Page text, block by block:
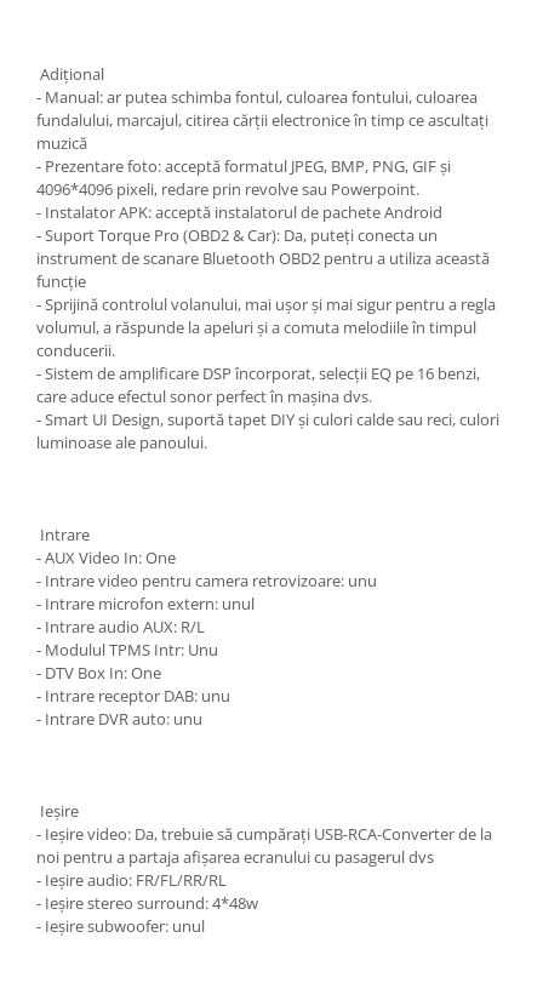
Adiţional
- Manual: ar putea schimba fontul, culoarea fontului, culoarea
fundalului, marcajul, citirea cărții electronice în timp ce ascultați
muzică
- Prezentare foto: acceptă formatul JPEG, BMP, PNG, GIF și
4096*4096 pixeli, redare prin revolve sau Powerpoint.
- Instalator APK: acceptă instalatorul de pachete Android
- Suport Torque Pro (OBD2 & Car): Da, puteți conecta un
instrument de scanare Bluetooth OBD2 pentru a utiliza această
funcție
- Sprijină controlul volanului, mai ușor și mai sigur pentru a regla
volumul, a răspunde la apeluri și a comuta melodiile în timpul
conducerii.
- Sistem de amplificare DSP încorporat, selecții EQ pe 16 benzi,
care aduce efectul sonor perfect în mașina dvs.
- Smart UI Design, suportă tapet DIY și culori calde sau reci, culori
luminoase ale panoului.
Intrare
- AUX Video In: One
- Intrare video pentru camera retrovizoare: unu
- Intrare microfon extern: unul
- Intrare audio AUX: R/L
- Modulul TPMS Intr: Unu
- DTV Box In: One
- Intrare receptor DAB: unu
- Intrare DVR auto: unu
Ieșire
- Ieșire video: Da, trebuie să cumpărați USB-RCA-Converter de la
noi pentru a partaja afișarea ecranului cu pasagerul dvs
- Ieșire audio: FR/FL/RR/RL
- Ieșire stereo surround: 4*48w
- Ieșire subwoofer: unul